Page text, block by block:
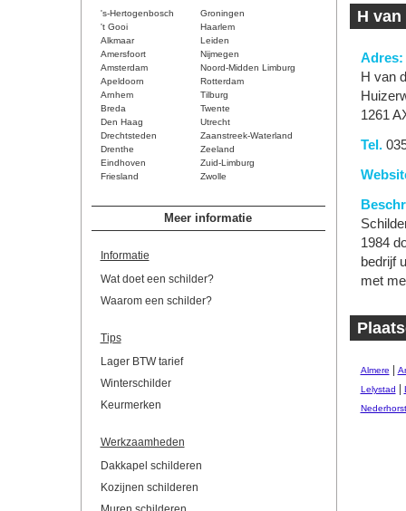
's-Hertogenbosch
Groningen
't Gooi
Haarlem
Alkmaar
Leiden
Amersfoort
Nijmegen
Amsterdam
Noord-Midden Limburg
Apeldoorn
Rotterdam
Arnhem
Tilburg
Breda
Twente
Den Haag
Utrecht
Drechtsteden
Zaanstreek-Waterland
Drenthe
Zeeland
Eindhoven
Zuid-Limburg
Friesland
Zwolle
Meer informatie
Informatie
Wat doet een schilder?
Waarom een schilder?
Tips
Lager BTW tarief
Winterschilder
Keurmerken
Werkzaamheden
Dakkapel schilderen
Kozijnen schilderen
H van
Adres:
H van
1261
Tel.
1984
bedrijf
met
Almere
Lelystad